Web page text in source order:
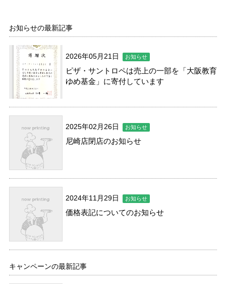
お知らせの最新記事
2026年05月21日 お知らせ
ピザ・サントロペは売上の一部を「大阪教育
ゆめ基金」に寄付しています
2025年02月26日 お知らせ
尼崎店閉店のお知らせ
2024年11月29日 お知らせ
価格表記についてのお知らせ
キャンペーンの最新記事